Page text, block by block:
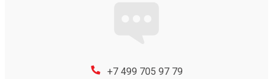
+7 499 705 97 79